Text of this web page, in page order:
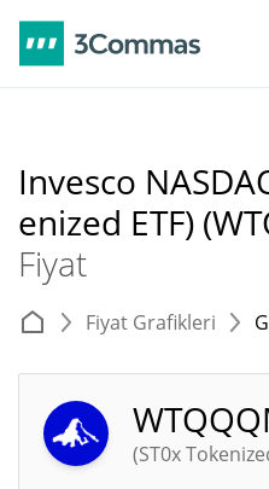
Invesco
enized ETF)
Fiyat
Fiyat Grafikleri
(ST0x